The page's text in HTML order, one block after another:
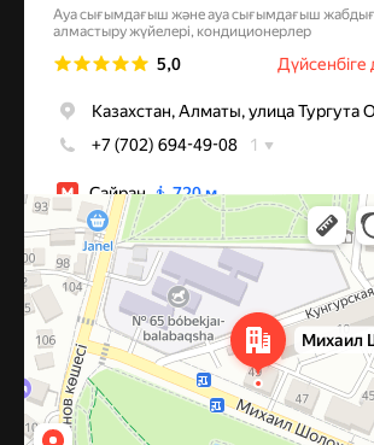
Алматы
Улица Михаила Шолохова, 49 — Яндекс Карты